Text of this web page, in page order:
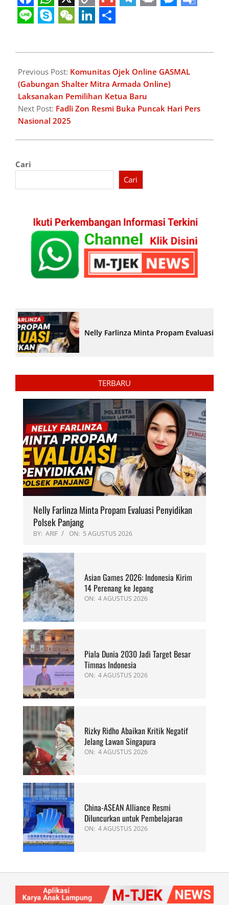
Facebook
WhatsApp
X Copy
Link
Gmail
02-
10
Previous Post: Komunitas Ojek Online GASMAL
(Gabungan Shalter Mitra Armada Online)
Laksanakan Pemilihan Ketua Baru
Next Post: Fadli Zon Resmi Buka Puncak Hari Pers
Nasional 2025
Cari
Cari
Nelly Farlinza Minta Propam Evaluasi
TERBARU
Nelly Farlinza Minta Propam Evaluasi Penyidikan
Polsek Panjang
BY: ARIF ON: 5 AGUSTUS 2026
Asian Games 2026: Indonesia Kirim
14 Perenang ke Jepang
ON: 4 AGUSTUS 2026
Piala Dunia 2030 Jadi Target Besar
Timnas Indonesia
ON: 4 AGUSTUS 2026
Rizky Ridho Abaikan Kritik Negatif
Jelang Lawan Singapura
ON: 4 AGUSTUS 2026
China-ASEAN Alliance Resmi
Diluncurkan untuk Pembelajaran
ON: 4 AGUSTUS 2026